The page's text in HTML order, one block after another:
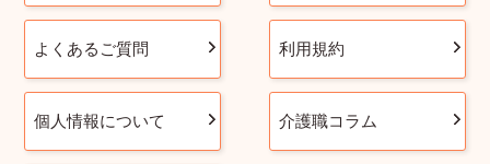
よくあるご質問 利用規約
個人情報について 介護職コラム